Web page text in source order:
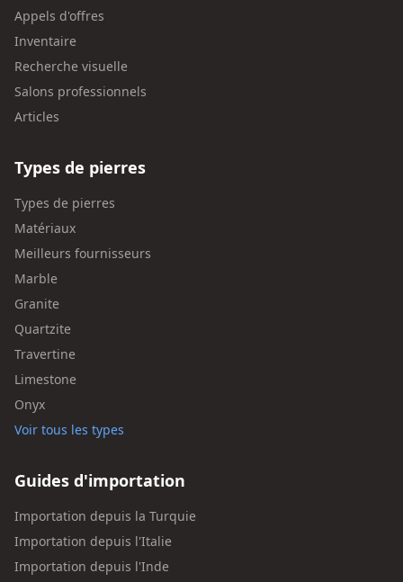
Appels d'offres
Inventaire
Recherche visuelle
Salons professionnels
Articles
Types de pierres
Types de pierres
Matériaux
Meilleurs fournisseurs
Marble
Granite
Quartzite
Travertine
Limestone
Onyx
Voir tous les types
Guides d'importation
Importation depuis la Turquie
Importation depuis l'Italie
Importation depuis l'Inde